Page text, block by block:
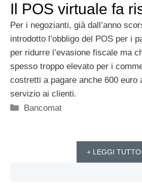
Il POS virtuale fa
Per i negozianti, già dall’anno
introdotto l’obbligo del POS per i
per ridurre l’evasione fiscale ma
spesso troppo elevato per i
costretti a pagare anche 600 euro
servizio ai clienti.
Categorie
Bancomat
+ LEGGI TUTTO